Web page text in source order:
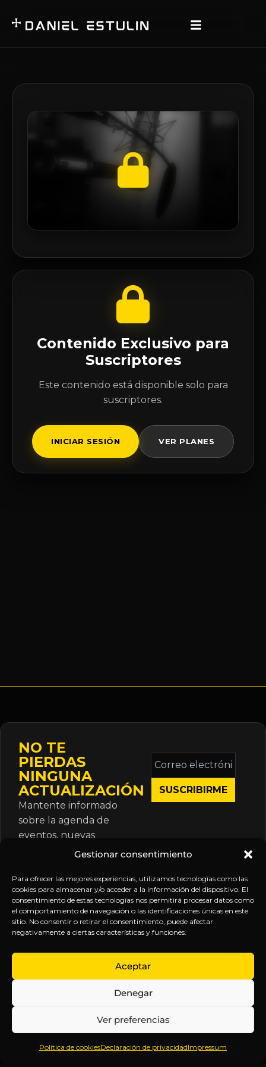
Gestionar consentimiento
Para ofrecer las mejores experiencias, utilizamos tecnologías como las
cookies para almacenar y/o acceder a la información del dispositivo. El
consentimiento de estas tecnologías nos permitirá procesar datos como
el comportamiento de navegación o las identificaciones únicas en este
sitio. No consentir o retirar el consentimiento, puede afectar
negativamente a ciertas características y funciones.
Aceptar
Denegar
Ver preferencias
Política de cookiesDeclaración de privacidadImpressum
Contenido Exclusivo para
Suscriptores
Este contenido está disponible solo para
suscriptores.
INICIAR SESIÓN VER PLANES
NO TE
PIERDAS
NINGUNA
ACTUALIZACIÓN
Mantente informado
sobre la agenda de
eventos, nuevas
publicaciones y
suscripción.
Correo
electrónico
*
Inteligencia
Anticipándonos
EXPLORA
Inicio
Sobre
Contenido
Webinars
LEGAL
Política
de
Términos y
Aviso
SÍGUENOS